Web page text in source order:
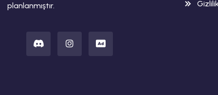
planlanmıştır.